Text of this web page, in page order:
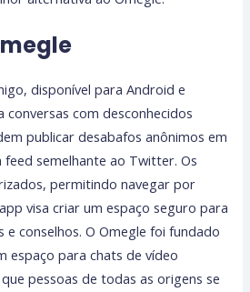
disponível para Android e
conversas com desconhecidos
publicar desabafos anônimos em
semelhante ao Twitter. Os
permitindo navegar por
visa criar um espaço seguro para
e conselhos. O Omegle foi fundado
espaço para chats de vídeo
pessoas de todas as origens se